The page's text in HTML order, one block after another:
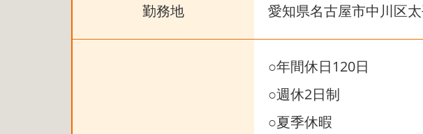
勤務地 愛知県名古屋市中川区
○年間休日120日
○週休2日制
○夏季休暇